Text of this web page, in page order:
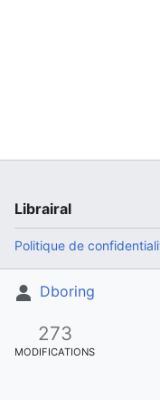
Dboring
273
MODIFICATIONS
Librairal
Politique de